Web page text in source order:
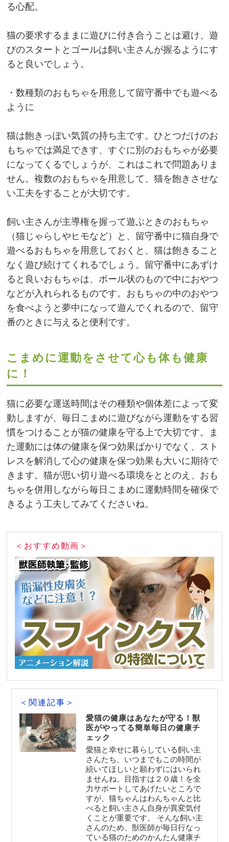
る心配。
猫の要求するままに遊びに付き合うことは避け、遊
びのスタートとゴールは飼い主さんが握るようにす
ると良いでしょう。
・数種類のおもちゃを用意して留守番中でも遊べる
ように
猫は飽きっぽい気質の持ち主です。ひとつだけのお
もちゃでは満足できす、すぐに別のおもちゃが必要
になってくるでしょうが、これはこれで問題ありま
せん。複数のおもちゃを用意して、猫を飽きさせな
い工夫をすることが大切です。
飼い主さんが主導権を握って遊ぶときのおもちゃ
（猫じゃらしやヒモなど）と、留守番中に猫自身で
遊べるおもちゃを用意しておくと、猫は飽きること
なく遊び続けてくれるでしょう。留守番中にあずけ
ると良いおもちゃは、ボール状のもので中におやつ
などが入れられるものです。おもちゃの中のおやつ
を食べようと夢中になって遊んでくれるので、留守
番のときに与えると便利です。
こまめに運動をさせて心も体も健康
に！
猫に必要な運送時間はその種類や個体差によって変
動しますが、毎日こまめに遊びながら運動をする習
慣をつけることが猫の健康を守る上で大切です。ま
た運動には体の健康を保つ効果ばかりでなく、スト
レスを解消して心の健康を保つ効果も大いに期待で
きます。猫が思い切り遊べる環境をととのえ、おも
ちゃを併用しながら毎日こまめに運動時間を確保で
きるよう工夫してみてくださいね。
＜おすすめ動画＞
＜関連記事＞
愛猫の健康はあなたが守る！獣
医がやってる簡単毎日の健康チ
ェック
愛猫と幸せに暮らしている飼い主
さんたち、いつまでもこの時間が
続いてほしいと願わずにはいられ
ませんね。目指すは２０歳！を全
力サポートしてあげたいところで
すが、猫ちゃんはわんちゃんと比
べると飼い主さん自身が異変気付
くことが重要です。 そんな飼い主
さんのため、獣医師が毎日行なっ
ている猫のためのかんたん健康チ